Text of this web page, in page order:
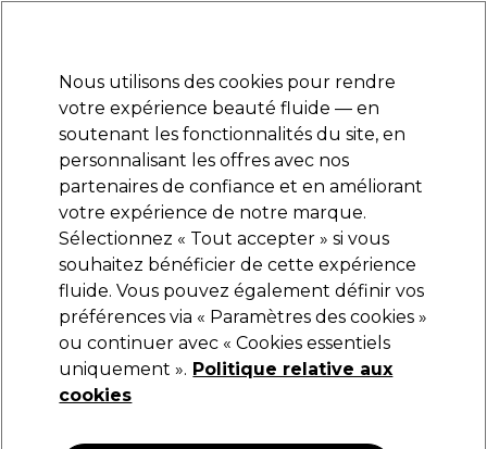
Se connecter
Marques Bons plans Coiffure Electro et Matériel
Livraison et délais
lire la suite
Wella Professionals
Wella Professionals EIMI Flexible Finish Spray
de Finition 250ml
22,23 €26,15 €
Nous utilisons des cookies pour rendre
votre expérience beauté fluide — en
soutenant les fonctionnalités du site, en
personnalisant les offres avec nos
partenaires de confiance et en améliorant
votre expérience de notre marque.
Sélectionnez « Tout accepter » si vous
souhaitez bénéficier de cette expérience
fluide. Vous pouvez également définir vos
préférences via « Paramètres des cookies »
ou continuer avec « Cookies essentiels
uniquement ». Politique relative aux
cookies